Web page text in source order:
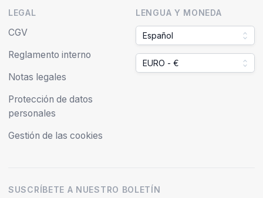
LEGAL
CGV
Reglamento interno
Notas legales
Protección de datos
personales
Gestión de las cookies
LENGUA Y MONEDA
Español
EURO - €
SUSCRÍBETE A NUESTRO BOLETÍN